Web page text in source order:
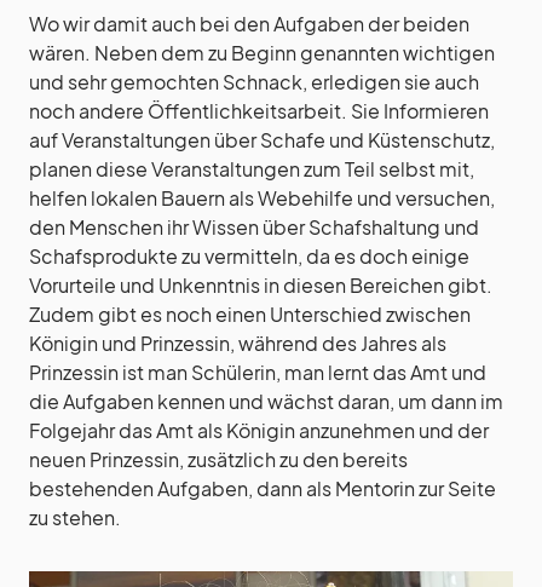
Wo wir damit auch bei den Aufgaben der beiden
wären. Neben dem zu Beginn genannten wichtigen
und sehr gemochten Schnack, erledigen sie auch
noch andere Öffentlichkeitsarbeit. Sie Informieren
auf Veranstaltungen über Schafe und Küstenschutz,
planen diese Veranstaltungen zum Teil selbst mit,
helfen lokalen Bauern als Webehilfe und versuchen,
den Menschen ihr Wissen über Schafshaltung und
Schafsprodukte zu vermitteln, da es doch einige
Vorurteile und Unkenntnis in diesen Bereichen gibt.
Zudem gibt es noch einen Unterschied zwischen
Königin und Prinzessin, während des Jahres als
Prinzessin ist man Schülerin, man lernt das Amt und
die Aufgaben kennen und wächst daran, um dann im
Folgejahr das Amt als Königin anzunehmen und der
neuen Prinzessin, zusätzlich zu den bereits
bestehenden Aufgaben, dann als Mentorin zur Seite
zu stehen.